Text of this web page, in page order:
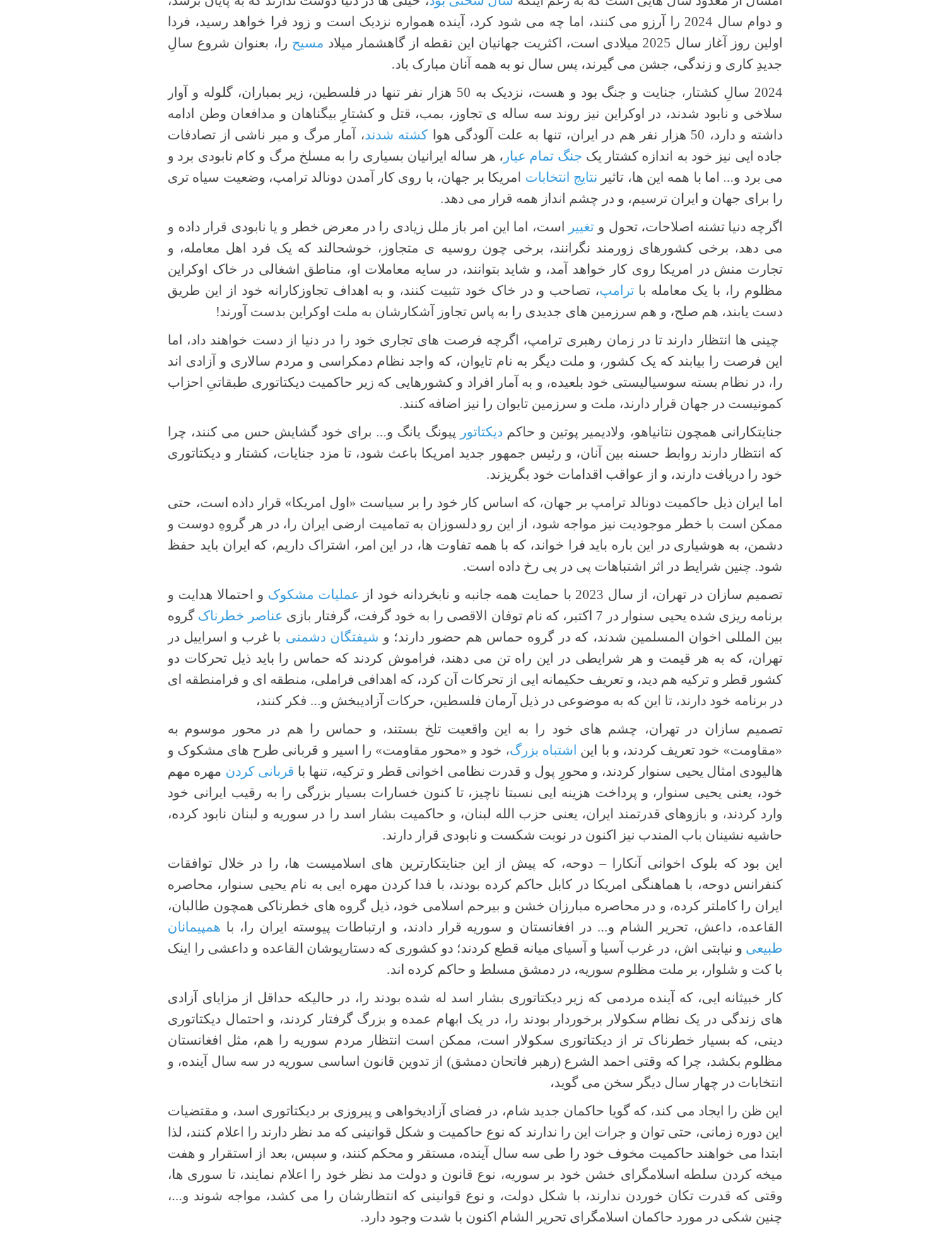
و دوام سال 2024 را آرزو می کنند، اما چه می شود کرد، آینده همواره نزدیک است و زود فرا خواهد رسید، فردا
اولین روز آغاز سال 2025 میلادی است، اکثریت جهانیان این نقطه از گاهشمار میلاد
مسیح را، بعنوان شروع سالِ
جدیدِ کاری و زندگی، جشن می گیرند، پس سال نو به همه آنان مبارک باد.
2024 سالِ کشتار، جنایت و جنگ بود و هست، نزدیک به 50 هزار نفر تنها در فلسطین، زیر بمباران، گلوله و آوار
سلاخی و نابود شدند، در اوکراین نیز روند سه ساله ی تجاوز، بمب، قتل و کشتارِ بیگناهان و مدافعان وطن ادامه
داشته و دارد، 50 هزار نفر هم در ایران، تنها به علت آلودگی هوا
کشته شدند، آمار مرگ و میر ناشی از تصادفات
جاده ایی نیز خود به اندازه کشتار یک جنگ تمام عیار ، هر ساله ایرانیان بسیاری را به مسلخ مرگ و کام نابودی برد و
می برد و... اما با همه این ها، تاثیر نتایج انتخابات امریکا بر جهان، با روی کار آمدن دونالد ترامپ، وضعیت سیاه تری
را برای جهان و ایران ترسیم، و در چشم انداز همه قرار می دهد.
اگرچه دنیا تشنه اصلاحات، تحول و تغییر
است، اما این امر باز ملل زیادی را در معرض خطر و یا نابودی قرار داده و
می دهد، برخی کشورهای زورمند نگرانند، برخی چون روسیه ی متجاوز، خوشحالند که یک فرد اهل معامله، و
تجارت منش در امریکا روی کار خواهد آمد، و شاید بتوانند، در سایه معاملات او، مناطق اشغالی در خاک اوکراین
مظلوم را، با یک معامله با ترامپ، تصاحب و در خاک خود تثبیت کنند، و به اهداف تجاوزکارانه خود از این طریق
دست یابند، هم صلح، و هم سرزمین های جدیدی را به پاس تجاوز آشکارشان به ملت اوکراین بدست آورند!
چینی ها انتظار دارند تا در زمان رهبری ترامپ، اگرچه فرصت های تجاری خود را در دنیا از دست خواهند داد، اما
این فرصت را بیابند که یک کشور، و ملت دیگر به نام تایوان، که واجد نظام دمکراسی و مردم سالاری و آزادی اند
را، در نظام بسته سوسیالیستی خود بلعیده، و به آمار افراد و کشورهایی که زیر حاکمیت دیکتاتوری طبقاتیِ احزاب
کمونیست در جهان قرار دارند، ملت و سرزمین تایوان را نیز اضافه کنند.
جنایتکارانی همچون نتانیاهو، ولادیمیر پوتین و حاکمدیکتاتور
پیونگ یانگ و... برای خود گشایش حس می کنند، چرا
که انتظار دارند روابط حسنه بین آنان، و رئیس جمهور جدید امریکا باعث شود، تا مزد جنایات، کشتار و دیکتاتوری
خود را دریافت دارند، و از عواقب اقدامات خود بگریزند.
اما ایران ذیل حاکمیت دونالد ترامپ بر جهان، که اساس کار خود را بر سیاست «اول امریکا» قرار داده است، حتی
ممکن است با خطر موجودیت نیز مواجه شود، از این رو دلسوزان به تمامیت ارضی ایران را، در هر گروهِ دوست و
دشمن، به هوشیاری در این باره باید فرا خواند، که با همه تفاوت ها، در این امر، اشتراک داریم، که ایران باید حفظ
شود. چنین شرایط در اثر اشتباهات پی در پی رخ داده است.
تصمیم سازان در تهران، از سال 2023 با حمایت همه جانبه و نابخردانه خود از
عملیات مشکوک و احتمالا هدایت و
برنامه ریزی شده یحیی سنوار در 7 اکتبر، که نام توفان الاقصی را به خود گرفت، گرفتار بازی
عناصر خطرناک گروه
بین المللی اخوان المسلمین شدند، که در گروه حماس هم حضور دارند؛ و شیفتگان دشمنی با غرب و اسراییل در
تهران، که به هر قیمت و هر شرایطی در این راه تن می دهند، فراموش کردند که حماس را باید ذیل تحرکات دو
کشور قطر و ترکیه هم دید، و تعریف حکیمانه ایی از تحرکات آن کرد، که اهدافی فراملی، منطقه ای و فرامنطقه ای
در برنامه خود دارند، تا این که به موضوعی در ذیل آرمان فلسطین، حرکات آزادیبخش و... فکر کنند،
تصمیم سازان در تهران، چشم های خود را به این واقعیت تلخ بستند، و حماس را هم در محور موسوم به
«مقاومت» خود تعریف کردند، و با این اشتباه بزرگ، خود و «محور مقاومت» را اسیر و قربانی طرح های مشکوک و
هالیودی امثال یحیی سنوار کردند، و محورِ پول و قدرت نظامی اخوانی قطر و ترکیه، تنها با قربانی کردن مهره مهم
خود، یعنی یحیی سنوار، و پرداخت هزینه ایی نسبتا ناچیز، تا کنون خسارات بسیار بزرگی را به رقیب ایرانی خود
وارد کردند، و بازوهای قدرتمند ایران، یعنی حزب الله لبنان، و حاکمیت بشار اسد را در سوریه و لبنان نابود کرده،
حاشیه نشینان باب المندب نیز اکنون در نوبت شکست و نابودی قرار دارند.
این بود که بلوک اخوانی آنکارا – دوحه، که پیش از این جنایتکارترین های اسلامیست ها، را در خلال توافقات
کنفرانس دوحه، با هماهنگی امریکا در کابل حاکم کرده بودند، با فدا کردن مهره ایی به نام یحیی سنوار، محاصره
ایران را کاملتر کرده، و در محاصره مبارزان خشن و بیرحم اسلامی خود، ذیل گروه های خطرناکی همچون طالبان،
القاعده، داعش، تحریر الشام و... در افغانستان و سوریه قرار دادند، و ارتباطات پیوسته ایران را، با همپیمانان
طبیعی و نیابتی اش، در غرب آسیا و آسیای میانه قطع کردند؛ دو کشوری که دستارپوشان القاعده و داعشی را اینک
با کت و شلوار، بر ملت مظلوم سوریه، در دمشق مسلط و حاکم کرده اند.
کار خبیثانه ایی، که آینده مردمی که زیر دیکتاتوری بشار اسد له شده بودند را، در حالیکه حداقل از مزایای آزادی
های زندگی در یک نظام سکولار برخوردار بودند را، در یک ابهام عمده و بزرگ گرفتار کردند، و احتمال دیکتاتوری
دینی، که بسیار خطرناک تر از دیکتاتوری سکولار است، ممکن است انتظار مردم سوریه را هم، مثل افغانستان
مظلوم بکشد، چرا که وقتی احمد الشرع (رهبر فاتحان دمشق) از تدوین قانون اساسی سوریه در سه سال آینده، و
انتخابات در چهار سال دیگر سخن می گوید،
این ظن را ایجاد می کند، که گویا حاکمان جدید شام، در فضای آزادیخواهی و پیروزی بر دیکتاتوری اسد، و مقتضیات
این دوره زمانی، حتی توان و جرات این را ندارند که نوع حاکمیت و شکل قوانینی که مد نظر دارند را اعلام کنند، لذا
ابتدا می خواهند حاکمیت مخوف خود را طی سه سال آینده، مستقر و محکم کنند، و سپس، بعد از استقرار و هفت
میخه کردن سلطه اسلامگرای خشن خود بر سوریه، نوع قانون و دولت مد نظر خود را اعلام نمایند، تا سوری ها،
وقتی که قدرت تکان خوردن ندارند، با شکل دولت، و نوع قوانینی که انتظارشان را می کشد، مواجه شوند و...،
چنین شکی در مورد حاکمان اسلامگرای تحریر الشام اکنون با شدت وجود دارد.